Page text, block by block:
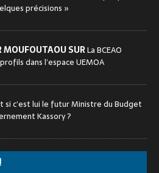
précisions »
MOUFOUTAOU SURLa BCEAO
dans l’espace UEMOA
si c’est lui le futur Ministre du Budget
Kassory ?